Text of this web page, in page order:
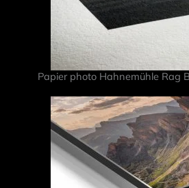
Papier photo Hahnemühle Rag